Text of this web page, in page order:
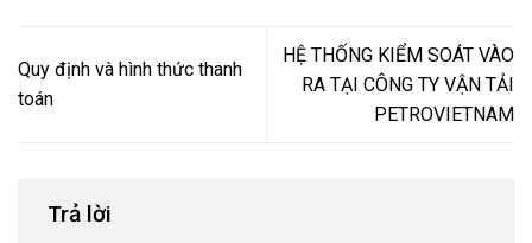
Quy định và hình thức thanh
toán
HỆ THỐNG KIỂM SOÁT VÀO
RA TẠI CÔNG TY VẬN TẢI
PETROVIETNAM
Trả lời